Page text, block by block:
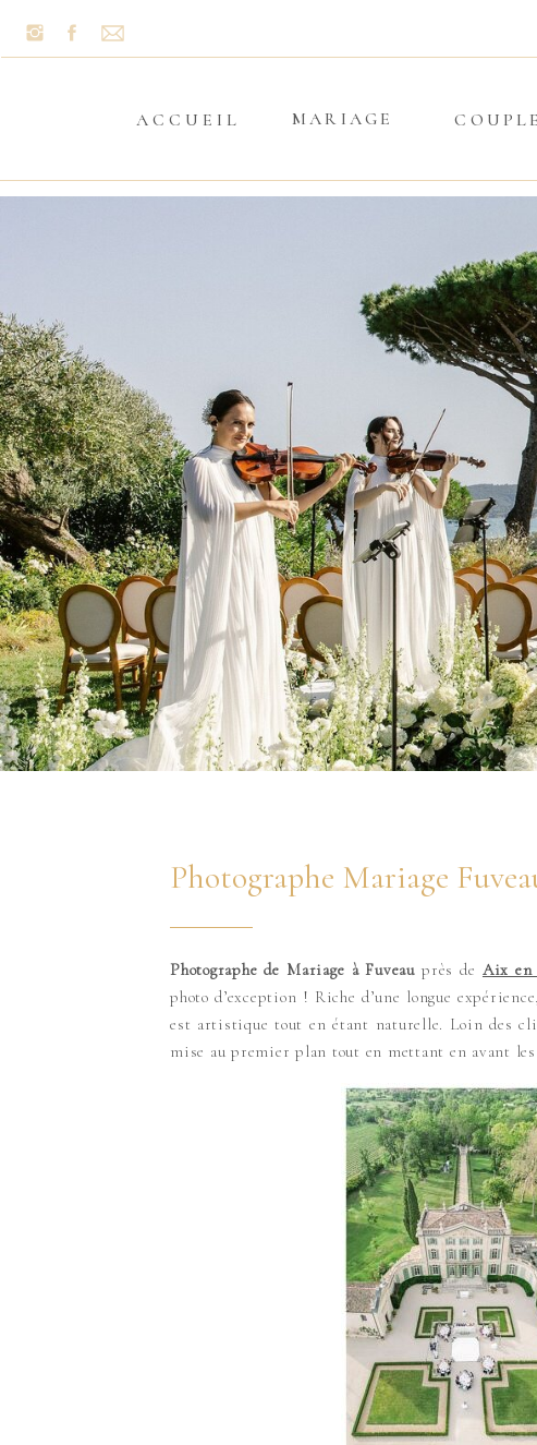
COUPLE
MARIAGE
ACCUEIL
Photographe Mariage
Photographe de Mariage à Fuveauprès de Aix en
photo d’exception ! Riche d’une longue
est artistique tout en étant naturelle. Loin des
mise au premier plan tout en mettant en avant